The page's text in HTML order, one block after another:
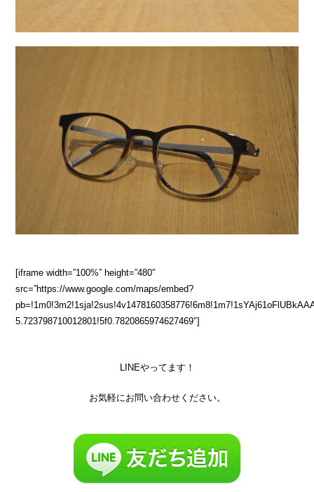
[iframe width=”100%” height=”480″
src=”https://www.google.com/maps/embed?
5.723798710012801!5f0.7820865974627469″]
LINEやってます！
お気軽にお問い合わせください。